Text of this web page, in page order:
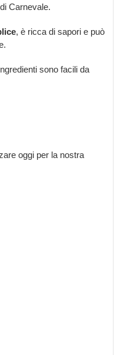
Carnevale.
, è ricca di sapori e può
sono facili da
oggi per la nostra